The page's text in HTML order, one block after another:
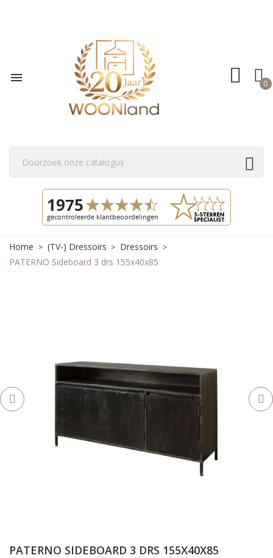
 0
Home (TV-) Dressoirs
Dressoirs
PATERNO Sideboard 3 drs 155x40x85
PATERNO SIDEBOARD 3 DRS 155X40X85